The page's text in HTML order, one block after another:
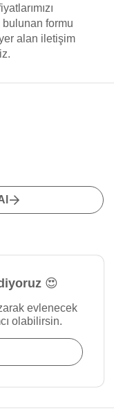
bulunan formu
alan iletişim
😍
evlenecek
olabilirsin.